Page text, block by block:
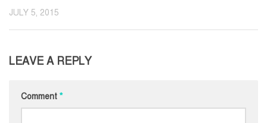
JULY 5, 2015
LEAVE A REPLY
Comment *